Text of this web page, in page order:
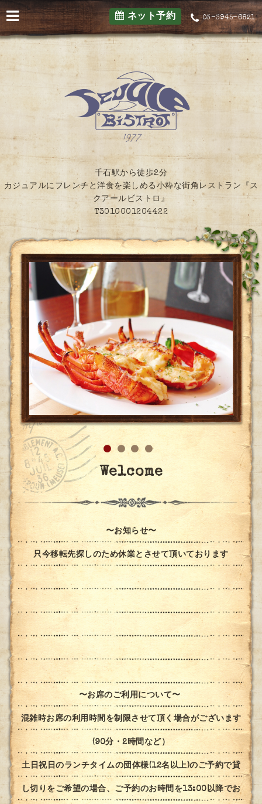
ネット予約 03-3945-6821
千石駅から徒歩2分
カジュアルにフレンチと洋食を楽しめる小粋な街角レストラン『ス
クアールビストロ』
T3010001204422
Welcome
〜お知らせ〜
只今移転先探しのため休業とさせて頂いております
〜お席のご利用について〜
混雑時お席の利用時間を制限させて頂く場合がございます
(90分・2時間など）
土日祝日のランチタイムの団体様(12名以上)のご予約で貸
し切りをご希望の場合、ご予約のお時間を13:00以降でお